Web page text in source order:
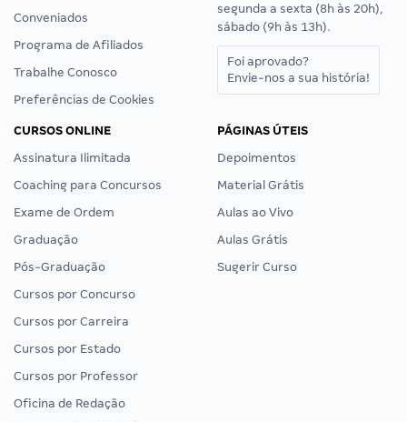
Conveniados
Programa de Afiliados
Trabalhe Conosco
Preferências de Cookies
segunda a sexta (8h às 20h),
sábado (9h às 13h).
Foi aprovado?
Envie-nos a sua história!
CURSOS ONLINE
Assinatura Ilimitada
Coaching para Concursos
Exame de Ordem
Graduação
Pós-Graduação
Cursos por Concurso
Cursos por Carreira
Cursos por Estado
Cursos por Professor
Oficina de Redação
PÁGINAS ÚTEIS
Depoimentos
Material Grátis
Aulas ao Vivo
Aulas Grátis
Sugerir Curso